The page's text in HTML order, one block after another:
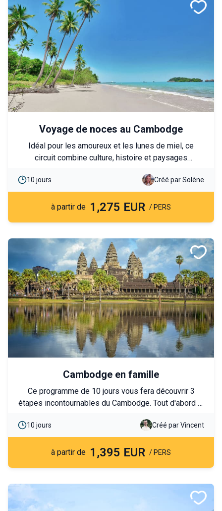
Voyage de noces au Cambodge
Idéal pour les amoureux et les lunes de miel, ce
circuit combine culture, histoire et paysages
partagez des moments authentiques avec les
communautés locales et détendez-vous sur les
plages idylliques de Koh Rong. Un itinéraire complet
10 jours Créé par Solène
à partir de 1,275 EUR / PERS
Cambodge en famille
Ce programme de 10 jours vous fera découvrir 3
étapes incontournables du Cambodge. Tout d'abord la
histoire coloniale d'hier à aujourd'hui. Poursuite vers
Battambang que vous découvrirez en Tuk tuk avant de
rejoindre Siem Reap et son célèbre site d'Angkor. Un
10 jours Créé par Vincent
à partir de 1,395 EUR / PERS